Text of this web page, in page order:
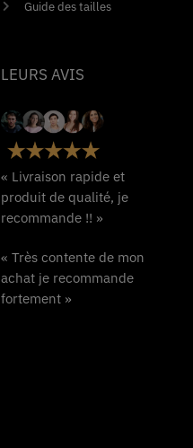
Guide des tailles
LEURS AVIS
« Livraison rapide et
produit de qualité, je
recommande !! »
« Très contente de mon
achat je recommande
fortement »